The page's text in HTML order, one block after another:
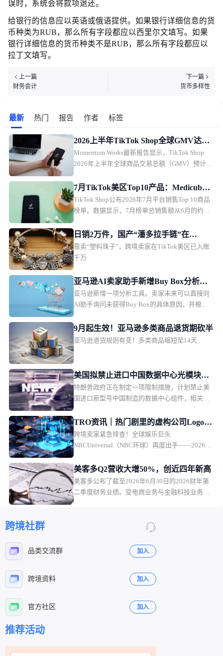
误时，系统会将款项退还。
给银行的信息应以英语或俄语提供。如果银行详细信息的货
币种类为RUB，那么所有字段都应以西里尔文填写。如果
银行详细信息的货币种类不是RUB，那么所有字段都应以
拉丁文填写。
上一篇
财务会计
下一篇
货币多样性
最新 热门 报告 作者 标签
2026上半年TikTok Shop全球GMV达
503亿美元
Momentum Works最新报告显示，TikTok Shop
2026年上半年全球商品交易总额（GMV）预计达
有望首次突破1000亿美元，达到1235亿美元。
7月TikTok美区Top10产品：Medicube
面霜连续4月登顶
TikTok Shop公布2026年7月平台销售Top 10商品
榜单。数据显示，7月榜单总销售额从6月的约
蛋白面霜连续第四个月位居榜首。
日销2万件，国产“潘多拉手链”在
TikTok美区爆单
靠卖“塑料珠子”，跨境卖家在TikTok美区已入账
千万
亚马逊AI卖家助手新增Buy Box分析功
能
亚马逊新增一项分析工具。卖家未来可以直接向
AI助手询问未获得Buy Box的具体原因，并根据
9月起生效！亚马逊多类商品退货期砍半
亚马逊退货规则有变！多类商品缩短至14天
美国拟禁止进口中国数据中心光模块组
件
特朗普政府正在制定一项限制措施，计划禁止美
国进口新型号中国制造的数据中心组件，相关措
TRO资讯｜热门剧里的虚构公司Logo竟
正在维权，速查
跨境卖家紧急排查！全球娱乐巨头
NBCUniversal（NBC环球）再度出手——2026年
在伊利诺伊州北区联邦法院发起TRO批量诉讼，
被告名单全部密封。这已是THE OFFICE今年第
39起TRO维权，核心武器正是注册多年的THE
要你的产品出现了THE OFFICE字样、Dunder
Mifflin标识或任何剧集衍生视觉元素，就可能被
精准锁定，面临账户冻结。
美客多Q2营收大增50%，创近四年新高
美客多公布了截至2026年6月30日的2026财年第
二季度财务业绩。受电商业务与金融科技业务持
跨境社群
品类交流群 加入
跨境资料 加入
官方社区 加入
立即扫码咨询 立即扫码咨询
推荐活动